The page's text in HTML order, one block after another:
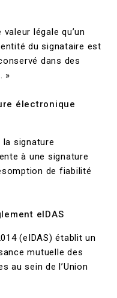
légale qu’un
du signataire est
dans des
»
électronique
la signature
à une signature
de fiabilité
eIDAS
(eIDAS) établit un
mutuelle des
au sein de l’Union